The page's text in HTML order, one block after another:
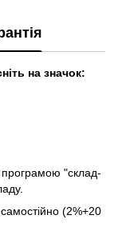
на значок:
програмою "склад-
(2%+20